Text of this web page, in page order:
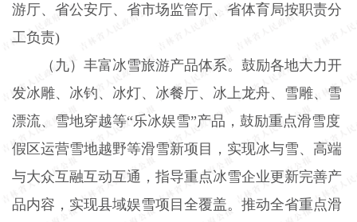
游厅、省公安厅、省市场监管厅、省体育局按职责分
工负责)
（九）丰富冰雪旅游产品体系。 鼓励各地大力开
发冰雕、冰钓、冰灯、冰餐厅、冰上龙舟、雪雕、雪
漂流、雪地穿越等“乐冰娱雪”产品，鼓励重点滑雪度
假区运营雪地越野等滑雪新项目，实现冰与雪、高端
与大众互融互动互通，指导重点冰雪企业更新完善产
品内容，实现县域娱雪项目全覆盖。推动全省重点滑